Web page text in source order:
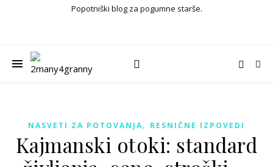
Popotniški blog za pogumne starše.
NASVETI ZA POTOVANJA, RESNIČNE IZPOVEDI
Kajmanski otoki: standard